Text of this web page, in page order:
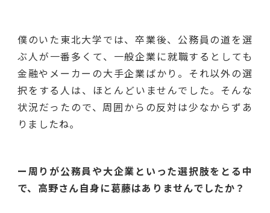
僕のいた東北大学では、卒業後、公務員の道を選
ぶ人が一番多くて、一般企業に就職するとしても
金融やメーカーの大手企業ばかり。それ以外の選
択をする人は、ほとんどいませんでした。そんな
状況だったので、周囲からの反対は少なからずあ
りましたね。
ー周りが公務員や大企業といった選択肢をとる中
で、高野さん自身に葛藤はありませんでしたか？